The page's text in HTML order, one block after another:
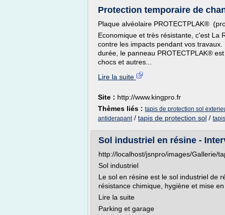
Protection temporaire de
Plaque alvéolaire PROTECTPLAK®
Economique et très résistante, c'est La
contre les impacts pendant vos
durée, le panneau PROTECTPLAK®
chocs et autres...
Lire la suite
Site : http://www.kingpro.fr
Thèmes liés : tapis de protection sol
antiderapant/ tapis de protection sol /
Sol industriel en résine -
http://localhost/jsnpro/images/Gallerie/
Sol industriel
Le sol en résine est le sol industriel de
résistance chimique, hygiène et mise en
Lire la suite
Parking et garage